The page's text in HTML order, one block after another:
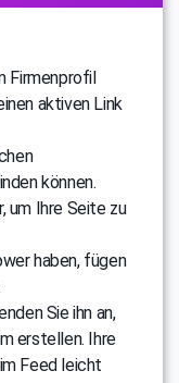
Firmenprofil
aktiven Link
können.
um Ihre Seite zu
haben, fügen
Sie ihn an,
erstellen. Ihre
Feed leicht